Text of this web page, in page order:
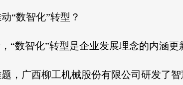
“数智化”转型？
“数智化”转型是企业发展理念的内涵更
，广西柳工机械股份有限公司研发了